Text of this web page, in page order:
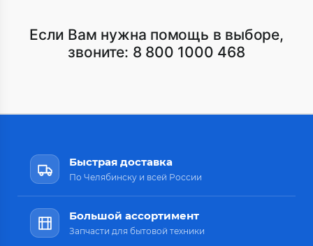
Если Вам нужна помощь в выборе,
звоните: 8 800 1000 468
Быстрая доставка
По Челябинску и всей России
Большой ассортимент
Запчасти для бытовой техники